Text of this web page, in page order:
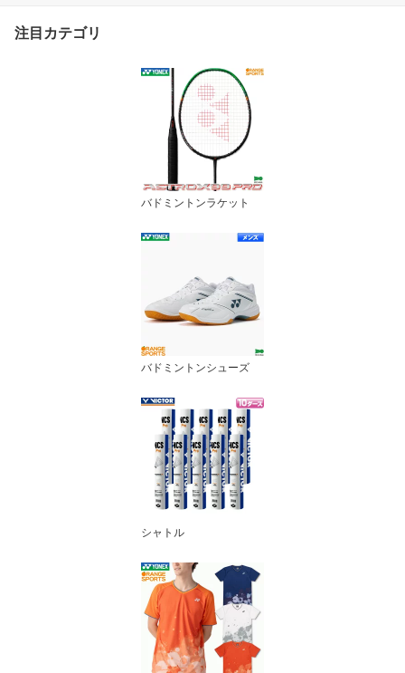
注目カテゴリ
バドミントンラケット
バドミントンシューズ
シャトル